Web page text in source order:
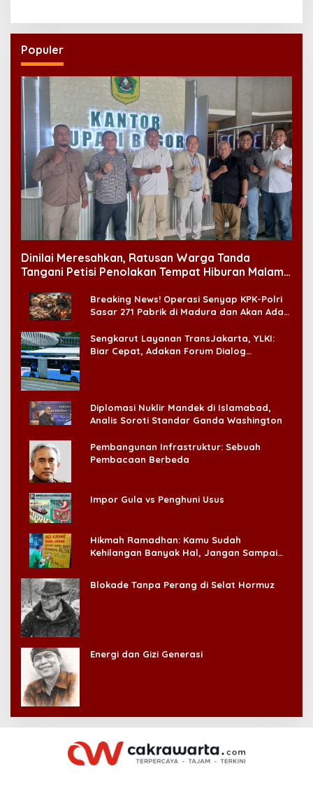
Populer
Dinilai Meresahkan, Ratusan Warga Tanda
Tangani Petisi Penolakan Tempat Hiburan Malam
Breaking News! Operasi Senyap KPK-Polri
Sasar 271 Pabrik di Madura dan Akan Ada
Sengkarut Layanan TransJakarta, YLKI:
Biar Cepat, Adakan Forum Dialog
Diplomasi Nuklir Mandek di Islamabad,
Analis Soroti Standar Ganda Washington
Pembangunan Infrastruktur: Sebuah
Pembacaan Berbeda
Impor Gula vs Penghuni Usus
Hikmah Ramadhan: Kamu Sudah
Kehilangan Banyak Hal, Jangan Sampai
Blokade Tanpa Perang di Selat Hormuz
Energi dan Gizi Generasi